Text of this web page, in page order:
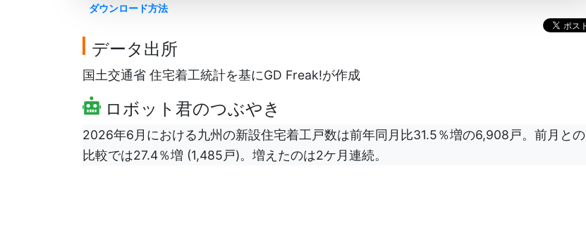
ダウンロード方法
データ出所
国土交通省 住宅着工統計を基にGD Freak!が作成
ロボット君のつぶやき
2026年6月における九州の新設住宅着工戸数は前年同月比31.5％増の6,908戸。前月との
比較では27.4％増 (1,485戸)。増えたのは2ケ月連続。